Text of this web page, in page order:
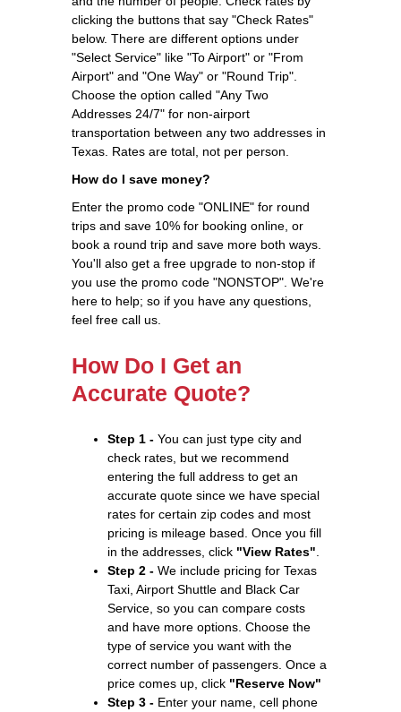
clicking the buttons that say "Check Rates"
below. There are different options under
"Select Service" like "To Airport" or "From
Airport" and "One Way" or "Round Trip".
Choose the option called "Any Two
Addresses 24/7" for non-airport
transportation between any two addresses in
Texas. Rates are total, not per person.
How do I save money?
Enter the promo code "ONLINE" for round
trips and save 10% for booking online, or
book a round trip and save more both ways.
You'll also get a free upgrade to non-stop if
you use the promo code "NONSTOP". We're
here to help; so if you have any questions,
feel free call us.
How Do I Get an
Accurate Quote?
Step 1 - You can just type city and
check rates, but we recommend
entering the full address to get an
accurate quote since we have special
rates for certain zip codes and most
pricing is mileage based. Once you fill
in the addresses, click "View Rates"
Step 2 - We include pricing for Texas
Taxi, Airport Shuttle and Black Car
Service, so you can compare costs
and have more options. Choose the
type of service you want with the
correct number of passengers. Once a
price comes up, click "Reserve Now"
Step 3 - Enter your name, cell phone